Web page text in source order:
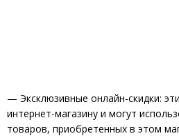
— Эксклюзивные онлайн-скидки:
интернет-магазину и могут
товаров, приобретенных в этом